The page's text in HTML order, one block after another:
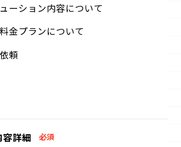
ーション内容について
金プランについて
頼
容詳細 必須